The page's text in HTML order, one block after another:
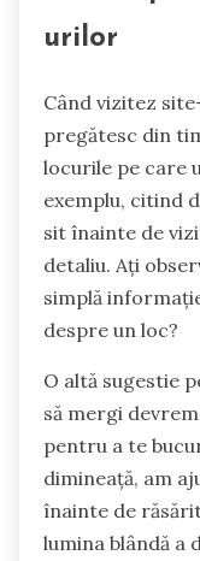
urilor
Când vizitez
pregătesc din
locurile pe care
exemplu, citind
sit înainte de
detaliu. Ați
simplă
despre un loc?
O altă sugestie
să mergi
pentru a te
dimineață, am
înainte de
lumina blândă a